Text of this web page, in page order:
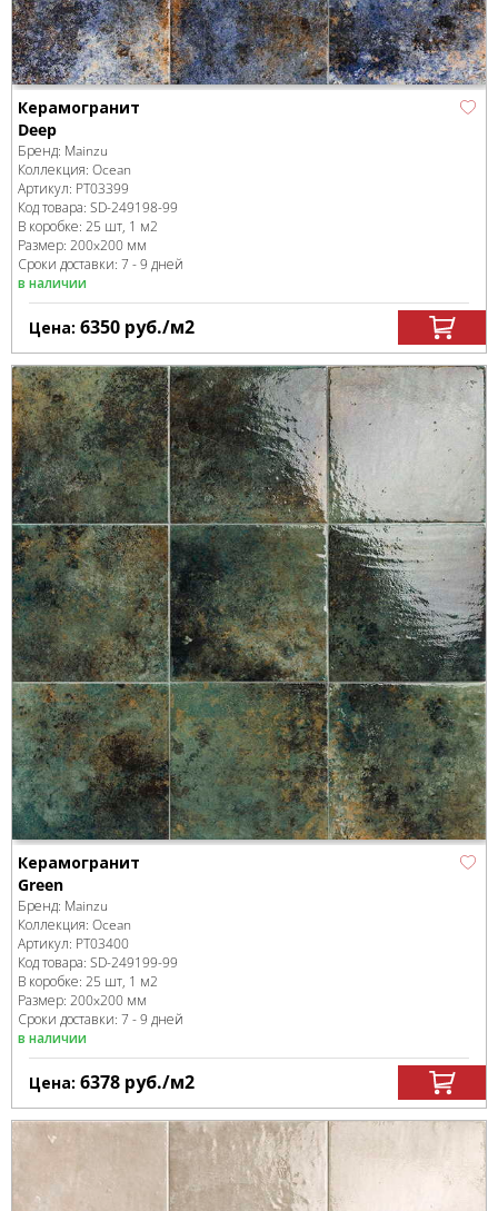
Керамогранит
Deep
Бренд: Mainzu
Коллекция: Ocean
Артикул: PT03399
Код товара: SD-249198-99
В коробке: 25 шт, 1 м2
Размер: 200x200 мм
Сроки доставки: 7 - 9 дней
в наличии
Цена: 6350 руб./м2
Керамогранит
Green
Бренд: Mainzu
Коллекция: Ocean
Артикул: PT03400
Код товара: SD-249199-99
В коробке: 25 шт, 1 м2
Размер: 200x200 мм
Сроки доставки: 7 - 9 дней
в наличии
Цена: 6378 руб./м2